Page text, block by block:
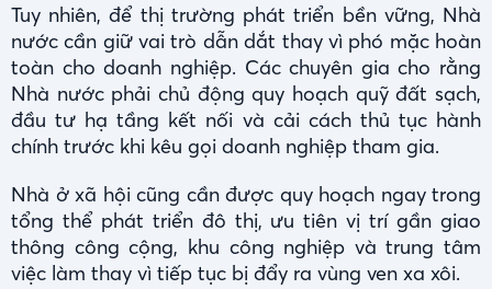
Tuy nhiên, để thị trường phát triển bền vững, Nhà
nước cần giữ vai trò dẫn dắt thay vì phó mặc hoàn
toàn cho doanh nghiệp. Các chuyên gia cho rằng
Nhà nước phải chủ động quy hoạch quỹ đất sạch,
đầu tư hạ tầng kết nối và cải cách thủ tục hành
chính trước khi kêu gọi doanh nghiệp tham gia.
Nhà ở xã hội cũng cần được quy hoạch ngay trong
tổng thể phát triển đô thị, ưu tiên vị trí gần giao
thông công cộng, khu công nghiệp và trung tâm
việc làm thay vì tiếp tục bị đẩy ra vùng ven xa xôi.